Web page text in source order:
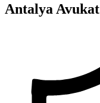
Antalya